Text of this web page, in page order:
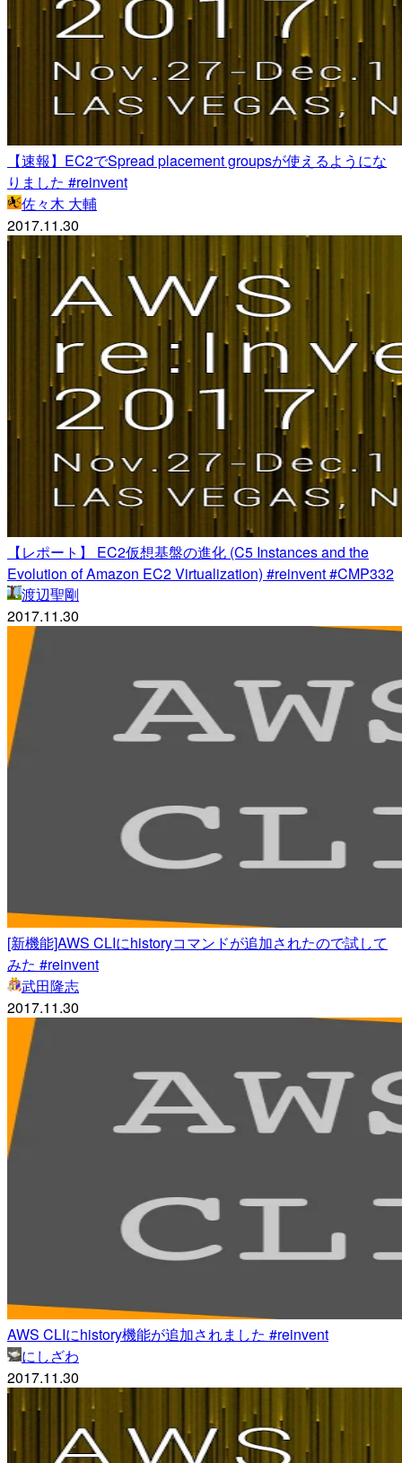
【速報】EC2でSpread placement groupsが使えるようにな
りました #reinvent
佐々木 大輔
2017.11.30
【レポート】 EC2仮想基盤の進化 (C5 Instances and the
Evolution of Amazon EC2 Virtualization) #reinvent #CMP332
渡辺聖剛
2017.11.30
[新機能]AWS CLIにhistoryコマンドが追加されたので試して
みた #reinvent
武田隆志
2017.11.30
AWS CLIにhistory機能が追加されました #reinvent
にしざわ
2017.11.30